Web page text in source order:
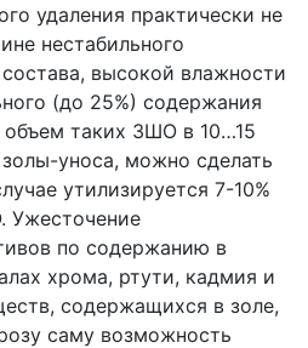
удаления практически не
нестабильного
высокой влажности
(до 25%) содержания
объем таких ЗШО в 10…15
уноса, можно сделать
утилизируется 7-10%
Ужесточение
по содержанию в
хрома, ртути, кадмия и
содержащихся в золе,
саму возможность